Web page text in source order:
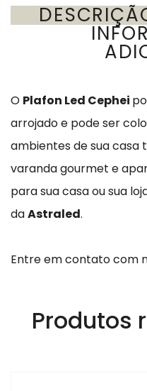
O Plafon Led Cephei
arrojado e pode ser
ambientes de sua casa
varanda gourmet e
para sua casa ou sua
daAstraled.
Entre em contato com
Produtos